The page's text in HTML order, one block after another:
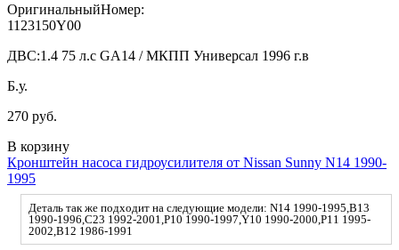
ОригинальныйНомер:
1123150Y00
ДВС:1.4 75 л.с GA14 / МКПП Универсал 1996 г.в
Б.у.
270 руб.
В корзину
Кронштейн насоса гидроусилителя от Nissan Sunny N14 1990-
1995
Деталь так же подходит на следующие модели: N14 1990-1995,B13
1990-1996,C23 1992-2001,P10 1990-1997,Y10 1990-2000,P11 1995-
2002,B12 1986-1991